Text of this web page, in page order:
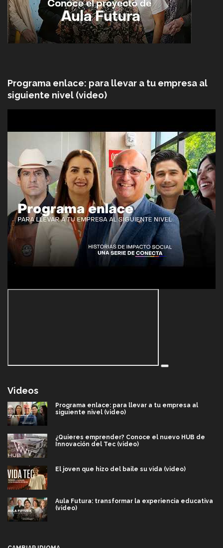
Programa enlace: para llevar a tu empresa al
siguiente nivel (video)
Videos
Programa enlace: para llevar a tu empresa al
siguiente nivel (video)
¿Quieres emprender? Conoce el nuevo HUB de
Innovación del Tec (video)
El joven que hizo del baile su vida (video)
Aula Futura: transformar la experiencia educativa
(video)